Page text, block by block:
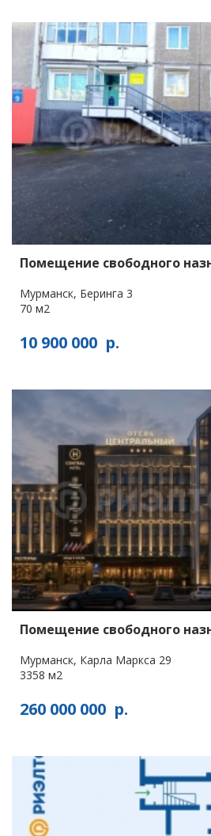
Помещение свободного
Мурманск, Беринга 3
70 м2
10 900 000 р.
Помещение свободного
Мурманск, Карла Маркса 29
3358 м2
260 000 000 р.